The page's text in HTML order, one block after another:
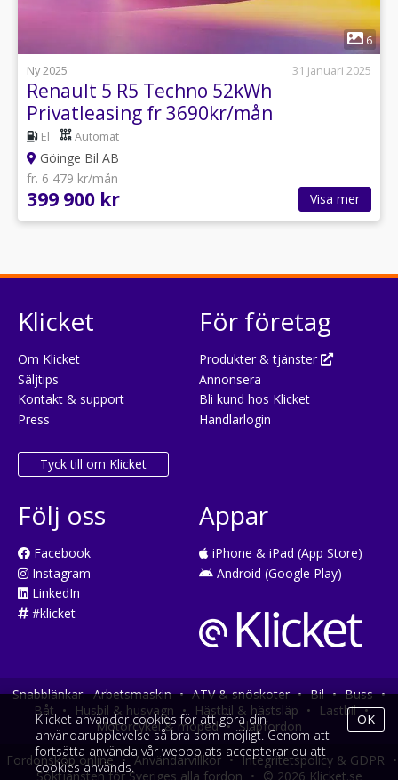
6
Ny 2025
31 januari 2025
Renault 5 R5 Techno 52kWh
Privatleasing fr 3690kr/mån
El Automat
Göinge Bil AB
fr. 6 479 kr/mån
399 900 kr Visa mer
Klicket
Om Klicket
Säljtips
Kontakt & support
Press
Tyck till om Klicket
För företag
Produkter & tjänster
Annonsera
Bli kund hos Klicket
Handlarlogin
Följ oss
Facebook
Instagram
LinkedIn
#klicket
Appar
iPhone & iPad (App Store)
Android (Google Play)
Snabblänkar: Arbetsmaskin • ATV & snöskoter • Bil • Buss •
Båt • Husbil & husvagn • Hästbil & hästsläp • Lastbil •
Motorcykel & moped • Släpfordon
Fordonsköp online • Användarvillkor • Integritetspolicy & GDPR •
Söktjänsten för Sveriges alla fordon • © 2026 Klicket.se
Klicket använder cookies för att göra din
användarupplevelse så bra som möjligt. Genom att
fortsätta använda vår webbplats accepterar du att
cookies används.
OK